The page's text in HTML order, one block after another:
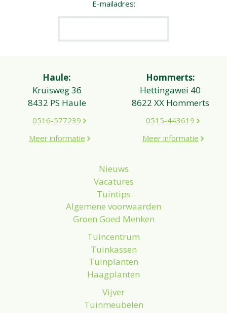
E-mailadres:
Haule:
Kruisweg 36
8432 PS Haule
0516-577239
Meer informatie
Hommerts:
Hettingawei 40
8622 XX Hommerts
0515-443619
Meer informatie
Nieuws
Vacatures
Tuintips
Algemene voorwaarden
Groen Goed Menken
Tuincentrum
Tuinkassen
Tuinplanten
Haagplanten
Vijver
Tuinmeubelen